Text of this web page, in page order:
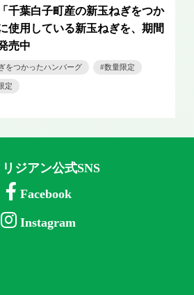
千葉白子町産の新玉ねぎをつか
使用している新玉ねぎを、期間
売中
をつかったハンバーグ 数量限定
定
ジアン公式SNS
Facebook
Instagram